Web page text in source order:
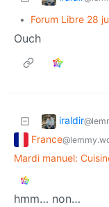
• Forum Libre 28
Ouch
iraldir
France
Mardi manuel:
hmm… non…